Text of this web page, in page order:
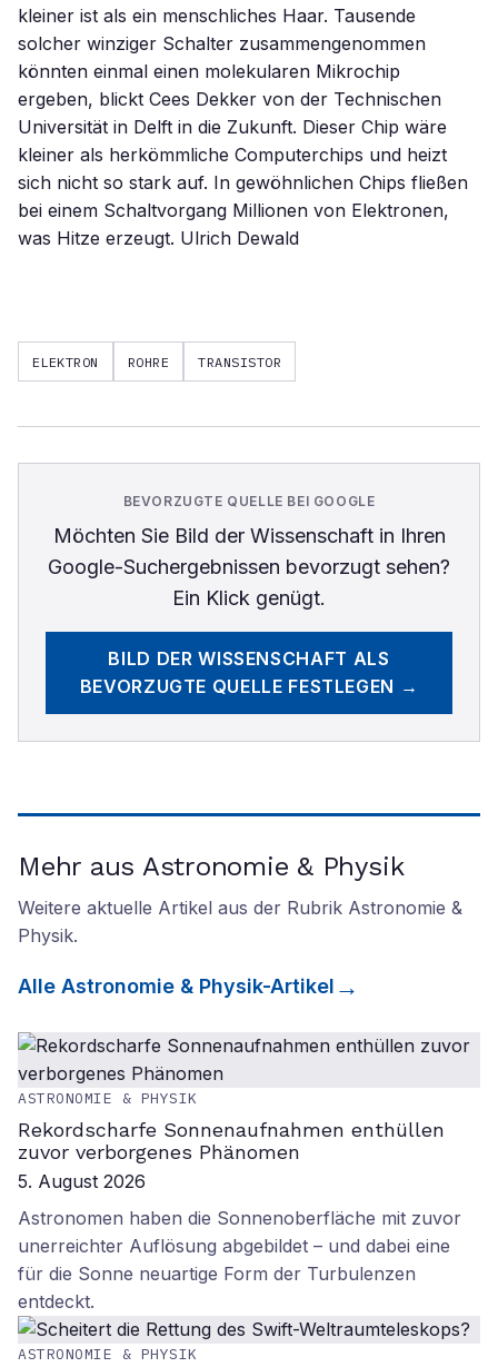
kleiner ist als ein menschliches Haar. Tausende
solcher winziger Schalter zusammengenommen
könnten einmal einen molekularen Mikrochip
ergeben, blickt Cees Dekker von der Technischen
Universität in Delft in die Zukunft. Dieser Chip wäre
kleiner als herkömmliche Computerchips und heizt
sich nicht so stark auf. In gewöhnlichen Chips fließen
bei einem Schaltvorgang Millionen von Elektronen,
was Hitze erzeugt. Ulrich Dewald
ELEKTRON ROHRE TRANSISTOR
BEVORZUGTE QUELLE BEI GOOGLE
Möchten Sie Bild der Wissenschaftin Ihren
Google-Suchergebnissen bevorzugt sehen?
Ein Klick genügt.
BILD DER WISSENSCHAFT ALS
BEVORZUGTE QUELLE FESTLEGEN →
Mehr aus Astronomie & Physik
Weitere aktuelle Artikel aus der Rubrik Astronomie &
Physik.
Alle Astronomie & Physik-Artikel
ASTRONOMIE & PHYSIK
Rekordscharfe Sonnenaufnahmen enthüllen
zuvor verborgenes Phänomen
5. August 2026
Astronomen haben die Sonnenoberfläche mit zuvor
unerreichter Auflösung abgebildet – und dabei eine
für die Sonne neuartige Form der Turbulenzen
entdeckt.
ASTRONOMIE & PHYSIK